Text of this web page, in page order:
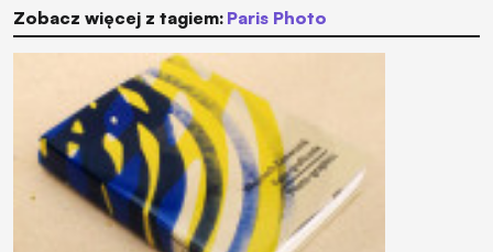
Zobacz więcej z tagiem: Paris Photo